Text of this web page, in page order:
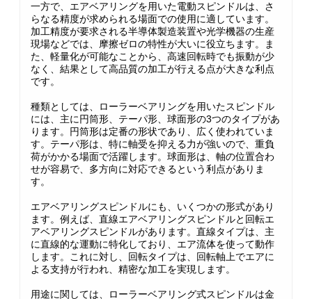
一方で、エアベアリングを用いた電動スピンドルは、さ
らなる精度が求められる場面での使用に適しています。
加工精度が要求される半導体製造装置や光学機器の生産
現場などでは、摩擦ゼロの特性が大いに役立ちます。ま
た、軽量化が可能なことから、高速回転時でも振動が少
なく、結果として高品質の加工が行える点が大きな利点
です。
種類としては、ローラーベアリングを用いたスピンドル
には、主に円筒形、テーパ形、球面形の3つのタイプがあ
ります。円筒形は定番の形状であり、広く使われていま
す。テーパ形は、特に軸受を抑える力が強いので、重負
荷がかかる場面で活躍します。球面形は、軸の位置合わ
せが容易で、多方向に対応できるという利点がありま
す。
エアベアリングスピンドルにも、いくつかの形式があり
ます。例えば、直線エアベアリングスピンドルと回転エ
アベアリングスピンドルがあります。直線タイプは、主
に直線的な運動に特化しており、エア流体を使って動作
します。これに対し、回転タイプは、回転軸上でエアに
よる支持が行われ、精密な加工を実現します。
用途に関しては、ローラーベアリング式スピンドルは金